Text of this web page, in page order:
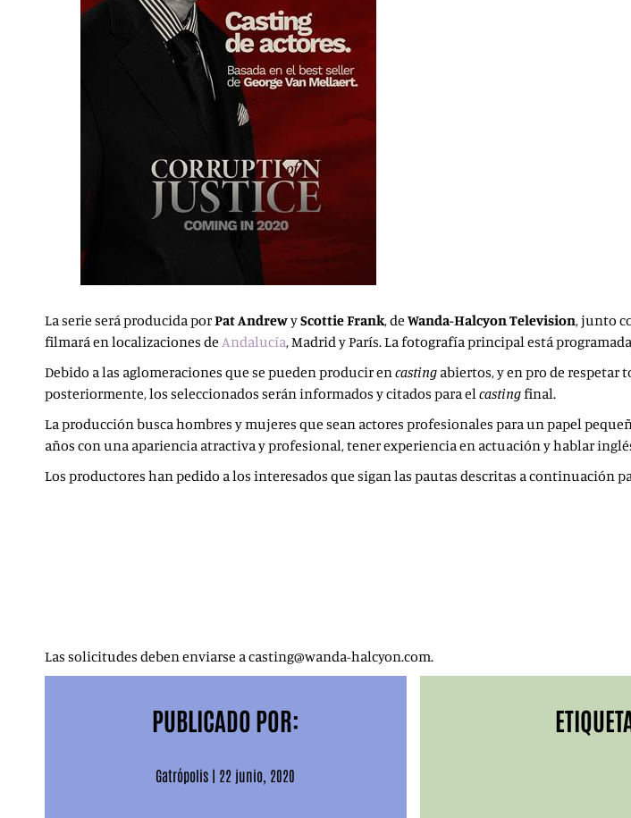
La serie será producida porPat AndrewyScottie Frank, deWanda-Halcyon Television,junto
filmará en localizaciones de Andalucía, Madrid y París. La fotografía principal está
Debido a las aglomeraciones que se pueden producir encasting abiertos, y en pro de respetar
posteriormente, los seleccionados serán informados y citados para elcastingfinal.
La producción busca hombres y mujeres que sean actores profesionales para un papel
años con una apariencia atractiva y profesional, tener experiencia en actuación y hablar
Los productores han pedido a los interesados que sigan las pautas descritas a continuación
Las solicitudes deben enviarse a casting@wanda-halcyon.com.
PUBLICADO POR:
Gatrópolis | 22 junio, 2020